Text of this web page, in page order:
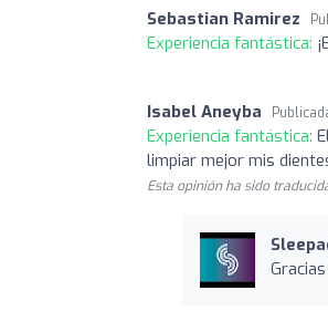
Sebastian Ramirez
Experiencia fantástica:
Isabel Aneyba
Experiencia fantástica:
limpiar mejor mis
Esta opinión ha sido